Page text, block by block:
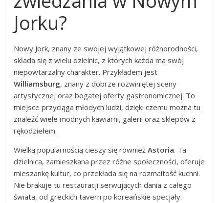
Jorku?
Nowy Jork, znany ze swojej wyjątkowej różnorodności,
składa się z wielu dzielnic, z których każda ma swój
niepowtarzalny charakter. Przykładem jest
Williamsburg, znany z dobrze rozwiniętej sceny
artystycznej oraz bogatej oferty gastronomicznej. To
miejsce przyciąga młodych ludzi, dzięki czemu można tu
znaleźć wiele modnych kawiarni, galerii oraz sklepów z
rękodziełem.
Wielką popularnością cieszy się równieżAstoria. Ta
dzielnica, zamieszkana przez różne społeczności, oferuje
mieszankę kultur, co przekłada się na rozmaitość kuchni.
Nie brakuje tu restauracji serwujących dania z całego
świata, od greckich tavern po koreańskie specjały.